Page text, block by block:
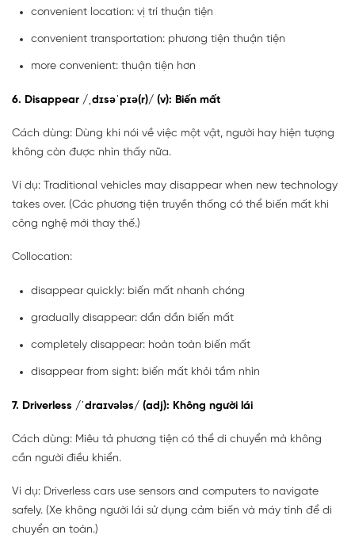
convenient location: vị trí thuận tiện
convenient transportation: phương tiện thuận tiện
more convenient: thuận tiện hơn
6. Disappear /ˌdɪsəˈpɪə(r)/ (v): Biến mất
Cách dùng: Dùng khi nói về việc một vật, người hay hiện tượng
không còn được nhìn thấy nữa.
Ví dụ: Traditional vehicles may disappear when new technology
takes over. (Các phương tiện truyền thống có thể biến mất khi
công nghệ mới thay thế.)
Collocation:
disappear quickly: biến mất nhanh chóng
gradually disappear: dần dần biến mất
completely disappear: hoàn toàn biến mất
disappear from sight: biến mất khỏi tầm nhìn
7. Driverless /ˈdraɪvələs/ (adj): Không người lái
Cách dùng: Miêu tả phương tiện có thể di chuyển mà không
cần người điều khiển.
Ví dụ: Driverless cars use sensors and computers to navigate
safely. (Xe không người lái sử dụng cảm biến và máy tính để di
chuyển an toàn.)